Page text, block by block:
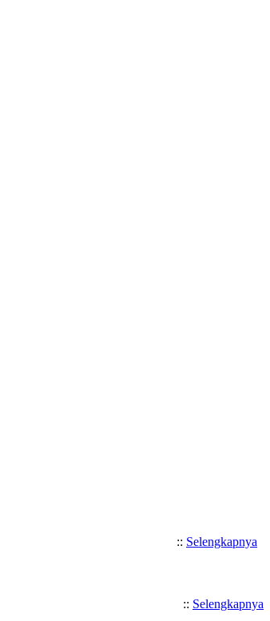
:: Selengkapnya
:: Selengkapnya